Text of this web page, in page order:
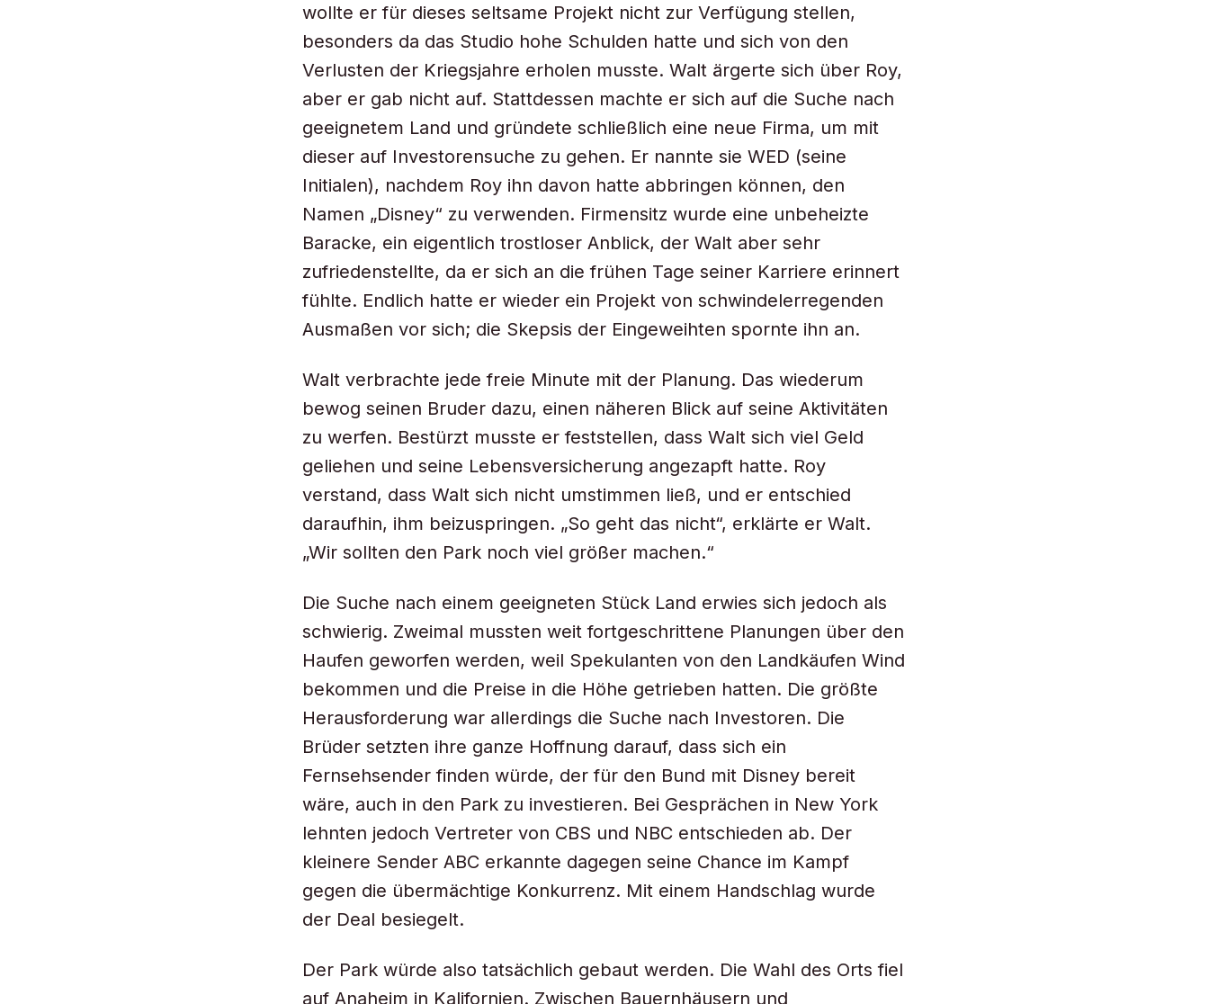
wollte er für dieses seltsame Projekt nicht zur Verfügung stellen,
besonders da das Studio hohe Schulden hatte und sich von den
Verlusten der Kriegsjahre erholen musste. Walt ärgerte sich über Roy,
aber er gab nicht auf. Stattdessen machte er sich auf die Suche nach
geeignetem Land und gründete schließlich eine neue Firma, um mit
dieser auf Investorensuche zu gehen. Er nannte sie WED (seine
Initialen), nachdem Roy ihn davon hatte abbringen können, den
Namen „Disney“ zu verwenden. Firmensitz wurde eine unbeheizte
Baracke, ein eigentlich trostloser Anblick, der Walt aber sehr
zufriedenstellte, da er sich an die frühen Tage seiner Karriere erinnert
fühlte. Endlich hatte er wieder ein Projekt von schwindelerregenden
Ausmaßen vor sich; die Skepsis der Eingeweihten spornte ihn an.
Walt verbrachte jede freie Minute mit der Planung. Das wiederum
bewog seinen Bruder dazu, einen näheren Blick auf seine Aktivitäten
zu werfen. Bestürzt musste er feststellen, dass Walt sich viel Geld
geliehen und seine Lebensversicherung angezapft hatte. Roy
verstand, dass Walt sich nicht umstimmen ließ, und er entschied
daraufhin, ihm beizuspringen. „So geht das nicht“, erklärte er Walt.
„Wir sollten den Park noch viel größer machen.“
Die Suche nach einem geeigneten Stück Land erwies sich jedoch als
schwierig. Zweimal mussten weit fortgeschrittene Planungen über den
Haufen geworfen werden, weil Spekulanten von den Landkäufen Wind
bekommen und die Preise in die Höhe getrieben hatten. Die größte
Herausforderung war allerdings die Suche nach Investoren. Die
Brüder setzten ihre ganze Hoffnung darauf, dass sich ein
Fernsehsender finden würde, der für den Bund mit Disney bereit
wäre, auch in den Park zu investieren. Bei Gesprächen in New York
lehnten jedoch Vertreter von CBS und NBC entschieden ab. Der
kleinere Sender ABC erkannte dagegen seine Chance im Kampf
gegen die übermächtige Konkurrenz. Mit einem Handschlag wurde
der Deal besiegelt.
Der Park würde also tatsächlich gebaut werden. Die Wahl des Orts fiel
auf Anaheim in Kalifornien. Zwischen Bauernhäusern und